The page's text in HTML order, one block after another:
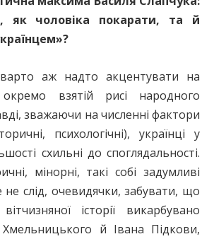
як чоловіка покарати, та й
аж надто акцентувати на
взятій рисі народного
зважаючи на численні фактори
психологічні), українці у
схильні до споглядальності.
мінорні, такі собі задумливі
не слід, очевидячки, забувати, що
історії викарбувано
й Івана Підкови,